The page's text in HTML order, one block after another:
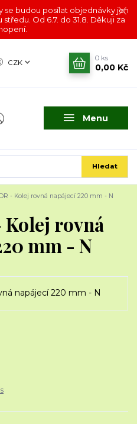
se budou posílat objednávky jen
Od 6.7. do 31.8. Děkuji za
Menu
CZK
Hledat
0 ks
0,00 Kč
- Kolej rovná napájecí 220 mm - N
Kolej rovná
mm - N